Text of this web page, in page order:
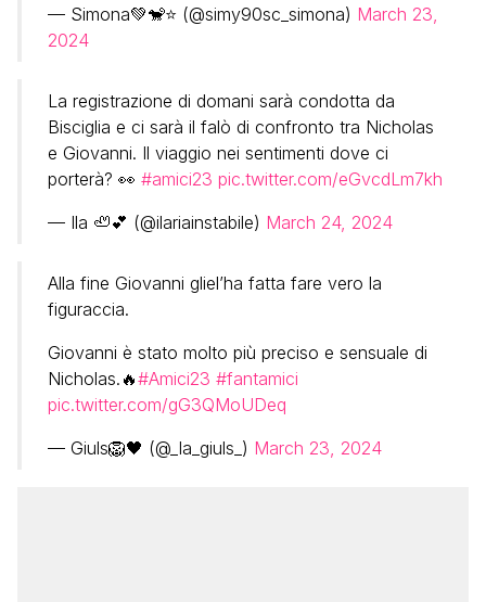
— Simona💚🐒⭐ (@simy90sc_simona) March 23,
2024
La registrazione di domani sarà condotta da
Bisciglia e ci sarà il falò di confronto tra Nicholas
e Giovanni. Il viaggio nei sentimenti dove ci
porterà? 👀 #amici23 pic.twitter.com/eGvcdLm7kh
— Ila 🦥💕 (@ilariainstabile) March 24, 2024
Alla fine Giovanni gliel’ha fatta fare vero la
figuraccia.
Giovanni è stato molto più preciso e sensuale di
Nicholas.🔥#Amici23 #fantamici
pic.twitter.com/gG3QMoUDeq
— Giuls🦁🖤 (@_la_giuls_) March 23, 2024